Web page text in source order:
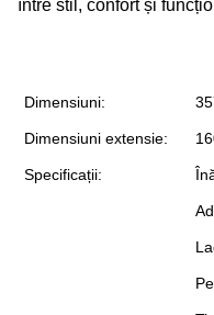
între stil, confort și
Dimensiuni:
Dimensiuni extensie:
Specificații: